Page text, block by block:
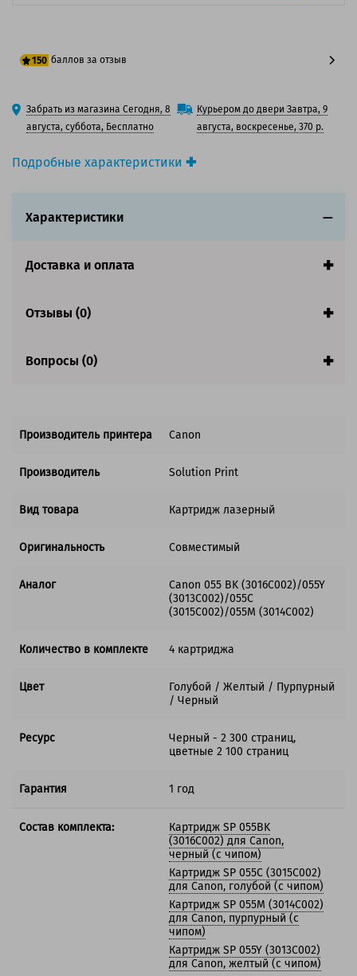
Подробные характеристики
Вид товара:Картридж лазерный
(3013C002)/055C (3015C002)/055M (3014C002)
Цвет:Голубой / Желтый / Пурпурный / Черный
страниц
Совместим с аппаратами
150 баллов за отзыв
125 баллов
150 баллов
Забрать из магазина Сегодня, 8
августа, суббота, Бесплатно
Курьером до двери Завтра, 9
августа, воскресенье, 370 р.
Характеристики
Доставка и оплата
Отзывы (0)
Вопросы (0)
Производитель принтера Canon
Производитель Solution Print
Вид товара Картридж лазерный
Оригинальность Совместимый
Аналог
Canon 055 BK (3016C002)/055Y
(3013C002)/055C
(3015C002)/055M (3014C002)
Количество в комплекте 4 картриджа
Цвет
Голубой / Желтый / Пурпурный
/ Черный
Ресурс
Черный - 2 300 страниц,
цветные 2 100 страниц
Гарантия 1 год
Состав комплекта:
Картридж SP 055BK
(3016C002) для Canon,
черный (с чипом)
Картридж SP 055C (3015C002)
для Canon, голубой (с чипом)
Картридж SP 055M (3014C002)
для Canon, пурпурный (с
чипом)
Картридж SP 055Y (3013C002)
для Canon, желтый (с чипом)